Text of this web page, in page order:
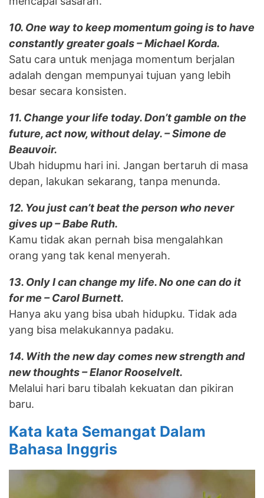
10. One way to keep momentum going is to have
constantly greater goals – Michael Korda.
Satu cara untuk menjaga momentum berjalan
adalah dengan mempunyai tujuan yang lebih
besar secara konsisten.
11. Change your life today. Don’t gamble on the
future, act now, without delay. – Simone de
Beauvoir.
Ubah hidupmu hari ini. Jangan bertaruh di masa
depan, lakukan sekarang, tanpa menunda.
12. You just can’t beat the person who never
gives up – Babe Ruth.
Kamu tidak akan pernah bisa mengalahkan
orang yang tak kenal menyerah.
13. Only I can change my life. No one can do it
for me – Carol Burnett.
Hanya aku yang bisa ubah hidupku. Tidak ada
yang bisa melakukannya padaku.
14. With the new day comes new strength and
new thoughts – Elanor Rooselvelt.
Melalui hari baru tibalah kekuatan dan pikiran
baru.
Kata kata Semangat Dalam
Bahasa Inggris